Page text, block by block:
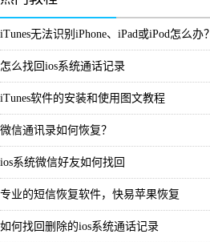
iTunes无法识别iPhone、iPad或iPod怎么办？
怎么找回ios系统通话记录
iTunes软件的安装和使用图文教程
微信通讯录如何恢复？
ios系统微信好友如何找回
专业的短信恢复软件，快易苹果恢复
如何找回删除的ios系统通话记录